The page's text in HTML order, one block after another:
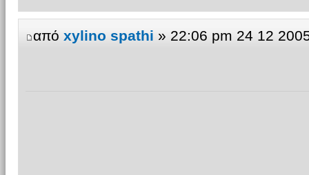
από xylino spathi » 22:06 pm 24 12